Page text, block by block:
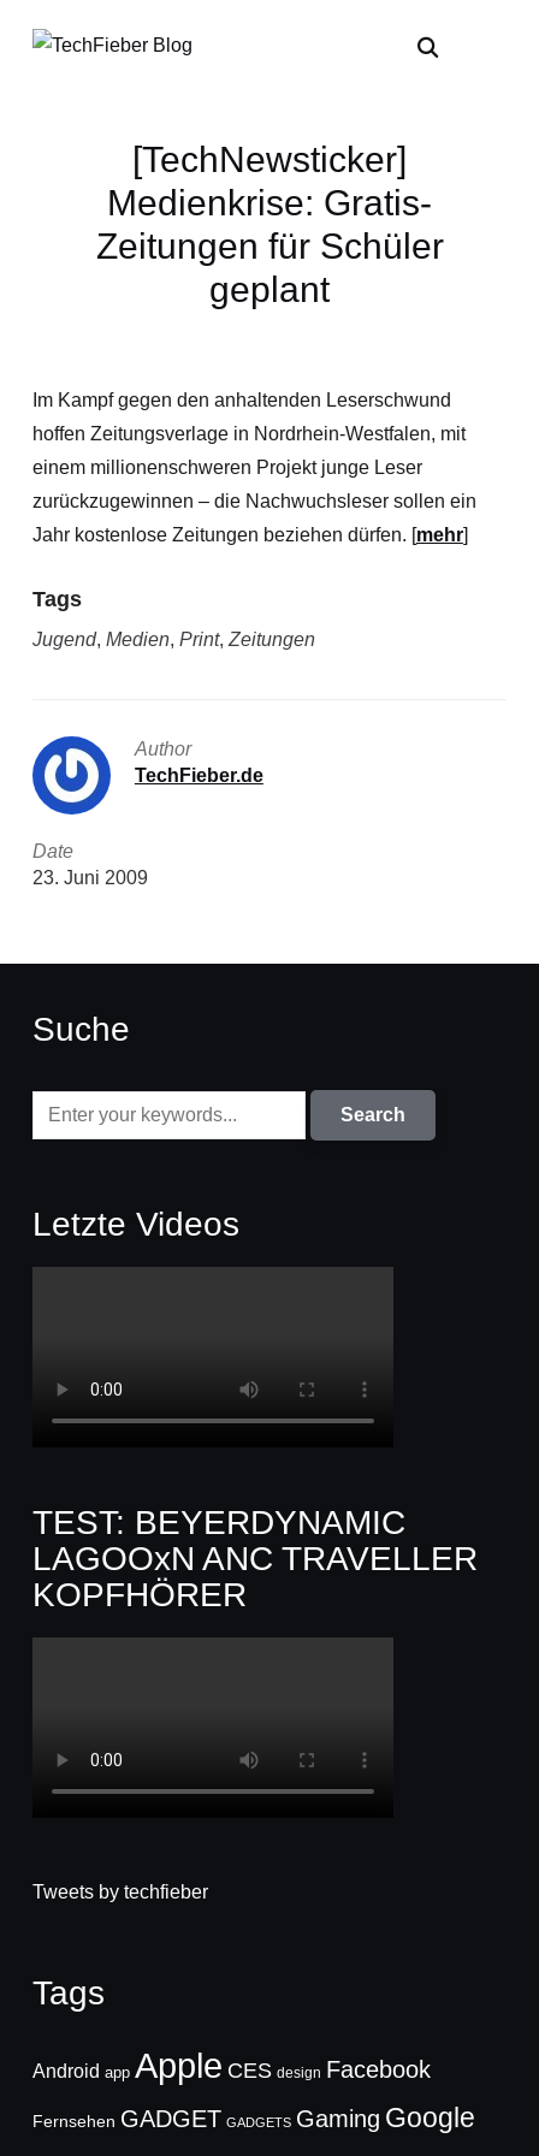
[TechNewsticker]
Medienkrise: Gratis-
Zeitungen für Schüler
geplant
Im Kampf gegen den anhaltenden Leserschwund
hoffen Zeitungsverlage in Nordrhein-Westfalen, mit
einem millionenschweren Projekt junge Leser
zurückzugewinnen – die Nachwuchsleser sollen ein
Jahr kostenlose Zeitungen beziehen dürfen. [mehr]
Tags
Jugend, Medien, Print, Zeitungen
Author
TechFieber.de
Date
23. Juni 2009
Suche
Letzte Videos
TEST: BEYERDYNAMIC
LAGOOxN ANC TRAVELLER
KOPFHÖRER
Tweets by techfieber
Tags
Android app Apple CES design Facebook
Fernsehen GADGET GADGETS Gaming Google